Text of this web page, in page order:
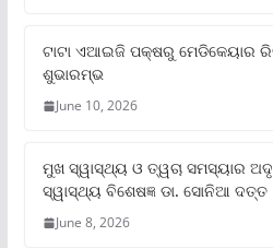
ଟାଟା ଏଆଇଜି ପକ୍ଷରୁ ମେଡିକେୟାର
ଶୁଭାରମ୍ଭ
June 10, 2026
ମୁଖ ସ୍ୱାସ୍ଥ୍ୟ ଓ ତ୍ୱଚା ସମସ୍ୟାର
ସ୍ୱାସ୍ଥ୍ୟ ବିଶେଷଜ୍ଞ ଡା. ସୋନିଆ ଦତ୍ତ
June 8, 2026